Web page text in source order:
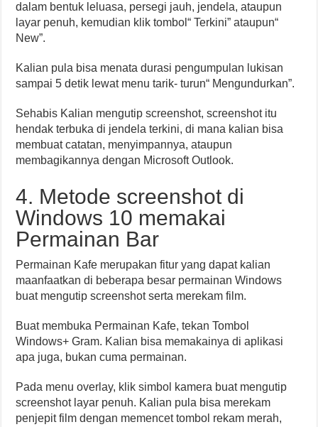
dalam bentuk leluasa, persegi jauh, jendela, ataupun
layar penuh, kemudian klik tombol“ Terkini” ataupun“
New”.
Kalian pula bisa menata durasi pengumpulan lukisan
sampai 5 detik lewat menu tarik- turun“ Mengundurkan”.
Sehabis Kalian mengutip screenshot, screenshot itu
hendak terbuka di jendela terkini, di mana kalian bisa
membuat catatan, menyimpannya, ataupun
membagikannya dengan Microsoft Outlook.
4. Metode screenshot di
Windows 10 memakai
Permainan Bar
Permainan Kafe merupakan fitur yang dapat kalian
maanfaatkan di beberapa besar permainan Windows
buat mengutip screenshot serta merekam film.
Buat membuka Permainan Kafe, tekan Tombol
Windows+ Gram. Kalian bisa memakainya di aplikasi
apa juga, bukan cuma permainan.
Pada menu overlay, klik simbol kamera buat mengutip
screenshot layar penuh. Kalian pula bisa merekam
penjepit film dengan memencet tombol rekam merah,